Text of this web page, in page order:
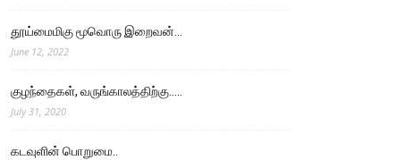
தூய்மைமிகு மூவொரு இறைவன்…
June 12, 2022
குழந்தைகள், வருங்காலத்திற்கு…..
July 31, 2020
கடவுளின் பொறுமை..